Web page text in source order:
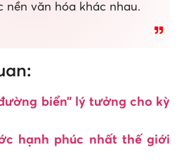
nền văn hóa khác nhau.
biển” lý tưởng cho kỳ
hạnh phúc nhất thế giới